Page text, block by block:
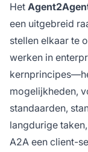
Het
een uitgebreid
stellen elkaar te
werken in
mogelijkheden,
standaarden,
langdurige
A2A een client-